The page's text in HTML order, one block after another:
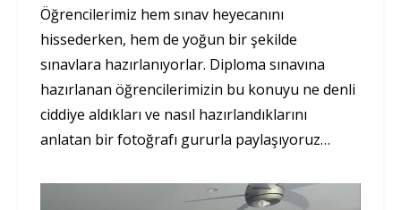
Öğrencilerimiz hem sınav heyecanını
hissederken, hem de yoğun bir şekilde
sınavlara hazırlanıyorlar. Diploma sınavına
hazırlanan öğrencilerimizin bu konuyu ne denli
ciddiye aldıkları ve nasıl hazırlandıklarını
anlatan bir fotoğrafı gururla paylaşıyoruz…